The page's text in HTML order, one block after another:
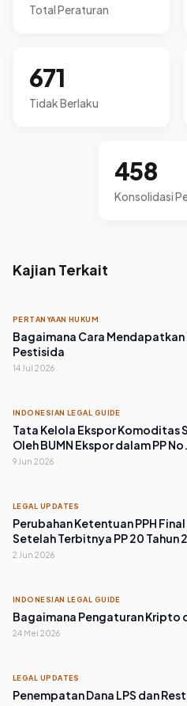
Total Peraturan
671
Tidak Berlaku
458
Konsolidasi
Kajian Terkait
PERTANYAAN HUKUM
Bagaimana Cara Mendapatkan
Pestisida
14 Jul 2026
INDONESIAN LEGAL GUIDE
Tata Kelola Ekspor Komoditas
Oleh BUMN Ekspor dalam PP
9 Jun 2026
LEGAL UPDATES
Perubahan Ketentuan PPH
Setelah Terbitnya PP 20 Tahun
2 Jun 2026
INDONESIAN LEGAL GUIDE
Bagaimana Pengaturan Kripto
24 Mei 2026
LEGAL UPDATES
Penempatan Dana LPS dan